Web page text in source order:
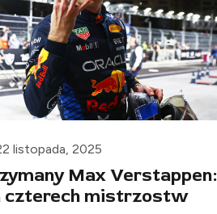
listopada, 2025
Max Verstappen:
czterech mistrzostw